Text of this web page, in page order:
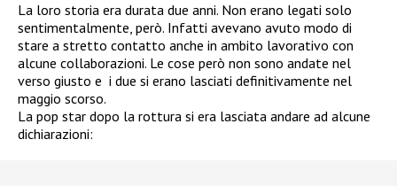
La loro storia era durata due anni. Non erano legati solo
sentimentalmente, però. Infatti avevano avuto modo di
stare a stretto contatto anche in ambito lavorativo con
alcune collaborazioni. Le cose però non sono andate nel
verso giusto e i due si erano lasciati definitivamente nel
maggio scorso.
La pop star dopo la rottura si era lasciata andare ad alcune
dichiarazioni: